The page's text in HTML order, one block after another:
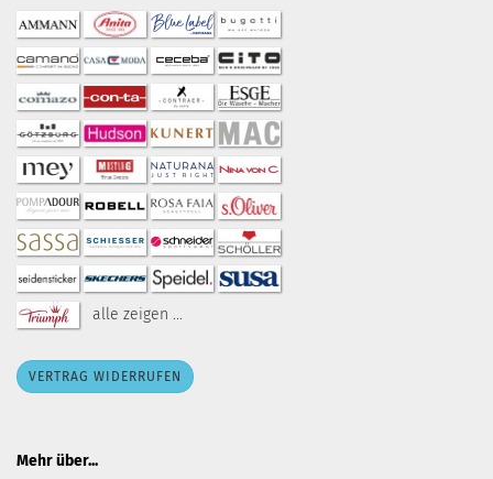
alle zeigen ...
VERTRAG WIDERRUFEN
Mehr über...